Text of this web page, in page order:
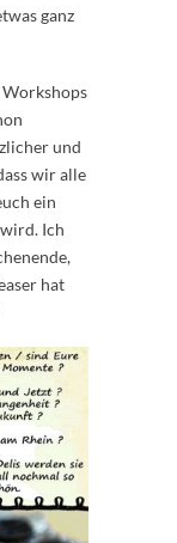
ganz
Workshops
und
wir alle
ein
Ich
hat